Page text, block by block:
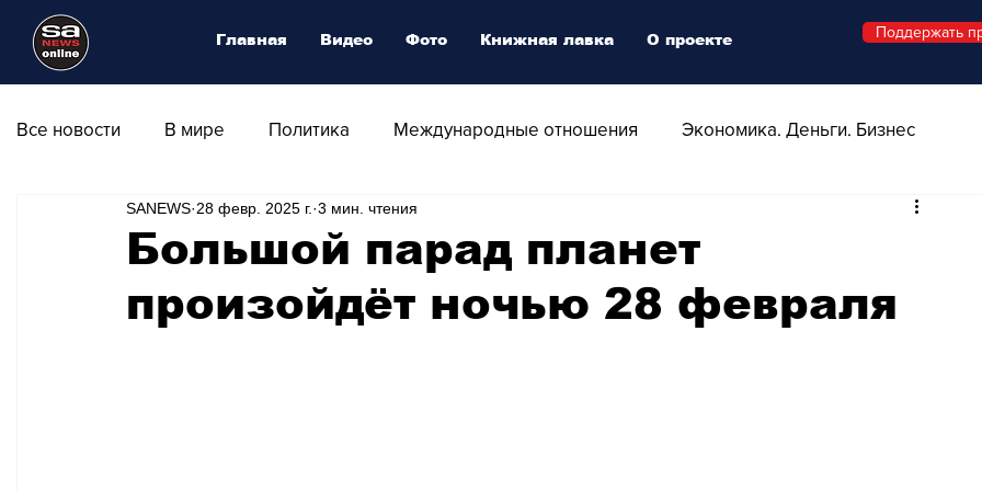
Все новости В мире Политика Международные отношения Экономика. Деньги. Бизнес
Общество Армия Аналитика
Транспорт Культура Магия искусства Swiss Афиша Стиль Стильный четверг
Большой парад планет
произойдёт ночью 28 февраля
SANEWS 28 февр. 2025 г. 3 мин. чтения
Главная Видео Фото Книжная лавка О проекте Поддержать